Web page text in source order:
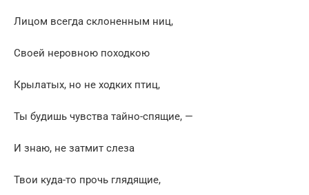
Лицом всегда склоненным ниц,
Своей неровною походкою
Крылатых, но не ходких птиц,
Ты будишь чувства тайно-спящие, —
И знаю, не затмит слеза
Твои куда-то прочь глядящие,